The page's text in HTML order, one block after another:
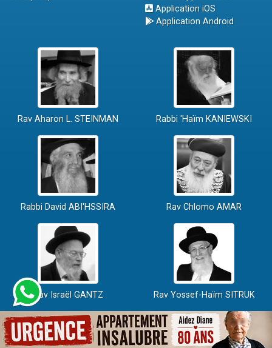
Application iOS
Application Android
Rav Aharon L. STEINMAN Rabbi 'Haïm KANIEWSKI
Rabbi David ABI'HSSIRA Rav Chlomo AMAR
Rav Israël GANTZ Rav Yossef-Haïm SITRUK